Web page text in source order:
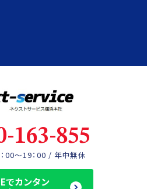
163-855
00～19：00 / 年中無休
でカンタン